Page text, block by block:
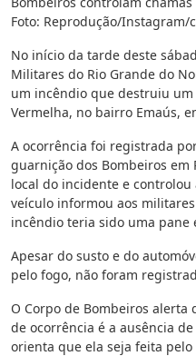
Foto: Reprodução/
No início da tarde deste
Militares do Rio Grande do
um incêndio que destruiu um
Vermelha, no bairro Emaús,
A ocorrência foi registrada
guarnição dos Bombeiros
local do incidente e
veículo informou aos
incêndio teria sido uma pane
Apesar do susto e do
pelo fogo, não foram
O Corpo de Bombeiros
de ocorrência é a ausência
orienta que ela seja feita